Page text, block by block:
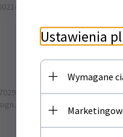
dobrej jakości do
/ CQ890-67004 / CQ893-8003
T125 / DesignJet T130 /
Ustawienia
Wymagane
Zapisz